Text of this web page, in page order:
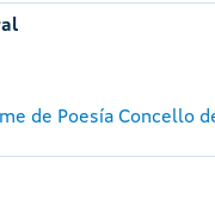
de Poesía Concello